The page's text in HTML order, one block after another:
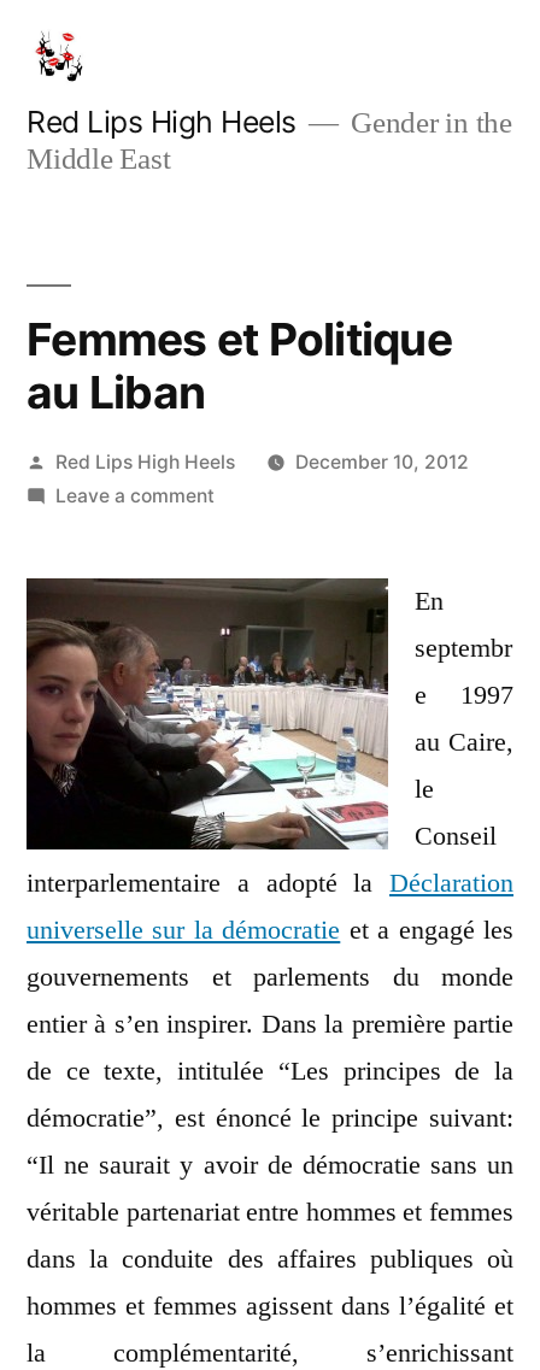
content
Red Lips High Heels
Gender in the
Middle East
Femmes et Politique
au Liban
Posted
by
Red Lips High Heels
December 10, 2012
Leave a commenton
Politique
au
Liban
En
septembr
e 1997
au Caire,
le
Conseil
interparlementaire a adopté la Déclaration
universelle sur la démocratie et a engagé les
gouvernements et parlements du monde
entier à s’en inspirer. Dans la première partie
de ce texte, intitulée “Les principes de la
démocratie”, est énoncé le principe suivant:
“Il ne saurait y avoir de démocratie sans un
véritable partenariat entre hommes et femmes
dans la conduite des affaires publiques où
hommes et femmes agissent dans l’égalité et
la complémentarité, s’enrichissant